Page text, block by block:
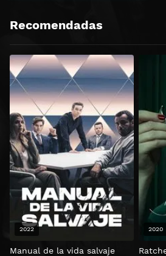
Recomendadas
Manual de la vida salvaje
2022 2020